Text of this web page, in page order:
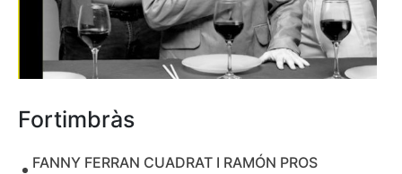
Fortimbràs
FANNY FERRAN CUADRAT I RAMÓN PROS